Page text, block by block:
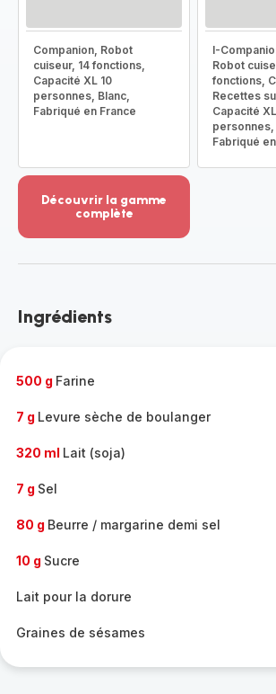
Companion, Robot
cuiseur, 14 fonctions,
Capacité XL 10
personnes, Blanc,
Fabriqué en France
I-
Robot
fonctions,
Recettes
Capacité
personnes,
Fabriqué
Découvrir la gamme
complète
-
gamme
Ingrédients
500 g Farine
7 g Levure sèche de boulanger
320 ml Lait (soja)
7 g Sel
80 g Beurre / margarine demi sel
10 g Sucre
Lait pour la dorure
Graines de sésames